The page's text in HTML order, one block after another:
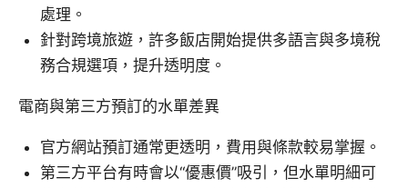
處理。
針對跨境旅遊，許多飯店開始提供多語言與多境稅
務合規選項，提升透明度。
電商與第三方預訂的水單差異
官方網站預訂通常更透明，費用與條款較易掌握。
第三方平台有時會以“優惠價”吸引，但水單明細可